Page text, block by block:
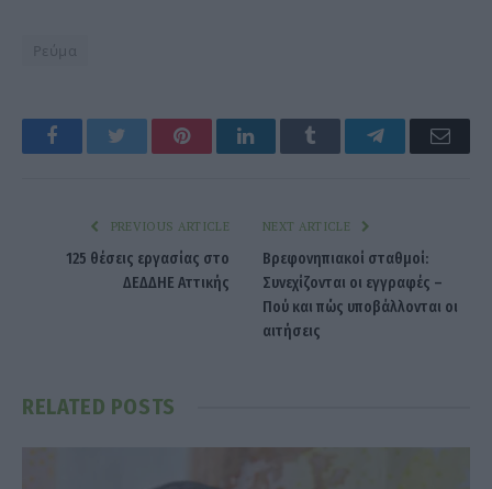
Ρεύμα
Facebook Twitter PinterestLinkedIn Tumblr Telegram
PREVIOUS ARTICLE
125 θέσεις εργασίας στο
ΔΕΔΔΗΕ Αττικής
NEXT ARTICLE
Βρεφονηπιακοί σταθμοί:
Συνεχίζονται οι εγγραφές –
Πού και πώς υποβάλλονται οι
αιτήσεις
RELATED POSTS